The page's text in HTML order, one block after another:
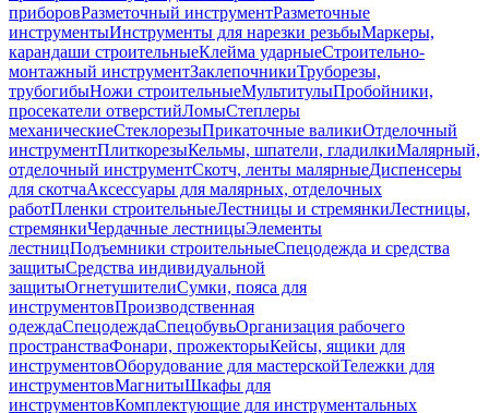
приборовРазметочный инструментРазметочные
инструментыИнструменты для нарезки резьбыМаркеры,
карандаши строительныеКлейма ударныеСтроительно-
монтажный инструментЗаклепочникиТруборезы,
трубогибыНожи строительныеМультитулыПробойники,
просекатели отверстийЛомыСтеплеры
механическиеСтеклорезыПрикаточные валикиОтделочный
инструментПлиткорезыКельмы, шпатели, гладилкиМалярный,
отделочный инструментСкотч, ленты малярныеДиспенсеры
для скотчаАксессуары для малярных, отделочных
работПленки строительныеЛестницы и стремянкиЛестницы,
стремянкиЧердачные лестницыЭлементы
лестницПодъемники строительныеСпецодежда и средства
защитыСредства индивидуальной
защитыОгнетушителиСумки, пояса для
инструментовПроизводственная
одеждаСпецодеждаСпецобувьОрганизация рабочего
пространстваФонари, прожекторыКейсы, ящики для
инструментовОборудование для мастерскойТележки для
инструментовМагнитыШкафы для
инструментовКомплектующие для инструментальных